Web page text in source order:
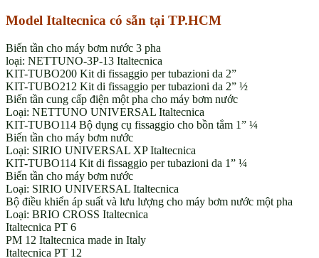
Model Italtecnica có sẵn tại TP.HCM
Biến tần cho máy bơm nước 3 pha
loại: NETTUNO-3P-13 Italtecnica
KIT-TUBO200 Kit di fissaggio per tubazioni da 2”
KIT-TUBO212 Kit di fissaggio per tubazioni da 2” ½
Biến tần cung cấp điện một pha cho máy bơm nước
Loại: NETTUNO UNIVERSAL Italtecnica
KIT-TUBO114 Bộ dụng cụ fissaggio cho bồn tắm 1” ¼
Biến tần cho máy bơm nước
Loại: SIRIO UNIVERSAL XP Italtecnica
KIT-TUBO114 Kit di fissaggio per tubazioni da 1” ¼
Biến tần cho máy bơm nước
Loại: SIRIO UNIVERSAL Italtecnica
Bộ điều khiển áp suất và lưu lượng cho máy bơm nước một pha
Loại: BRIO CROSS Italtecnica
Italtecnica PT 6
PM 12 Italtecnica made in Italy
Italtecnica PT 12